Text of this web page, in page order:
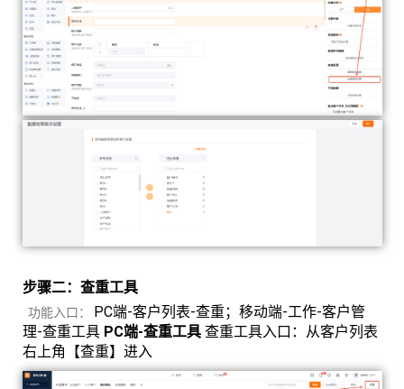
步骤二：查重工具
功能入口： PC端-客户列表-查重；移动端-工作-客户管
理-查重工具 PC端-查重工具 查重工具入口：从客户列表
右上角【查重】进入